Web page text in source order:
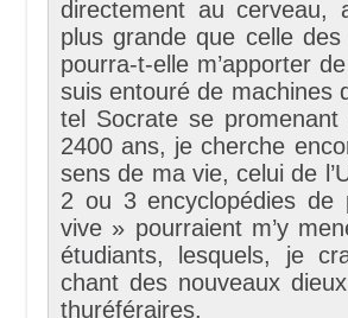
directement au cerveau,
plus grande que celle
pourra-t-elle m’apporter
suis entouré de machines
tel Socrate se
2400 ans, je cherche
sens de ma vie, celui de
2 ou 3 encyclopédies
vive » pourraient m’y
étudiants, lesquels, je
chant des nouveaux
thuréféraires.